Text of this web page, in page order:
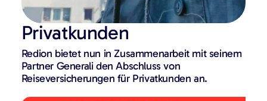
Privatkunden
Redion bietet nun in Zusammenarbeit mit seinem
Partner Generali den Abschluss von
Reiseversicherungen für Privatkunden an.